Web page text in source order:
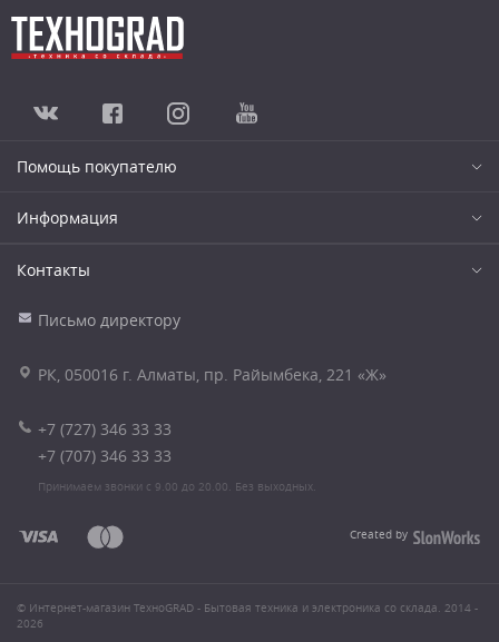
Помощь покупателю
Информация
Контакты
Письмо директору
РК, 050016 г. Алматы, пр. Райымбека, 221 «Ж»
+7 (727) 346 33 33
+7 (707) 346 33 33
Принимаем звонки с 9.00 до 20.00. Без выходных.
Created by
© Интернет-магазин ТехноGRAD - Бытовая техника и электроника со склада. 2014 -
2026